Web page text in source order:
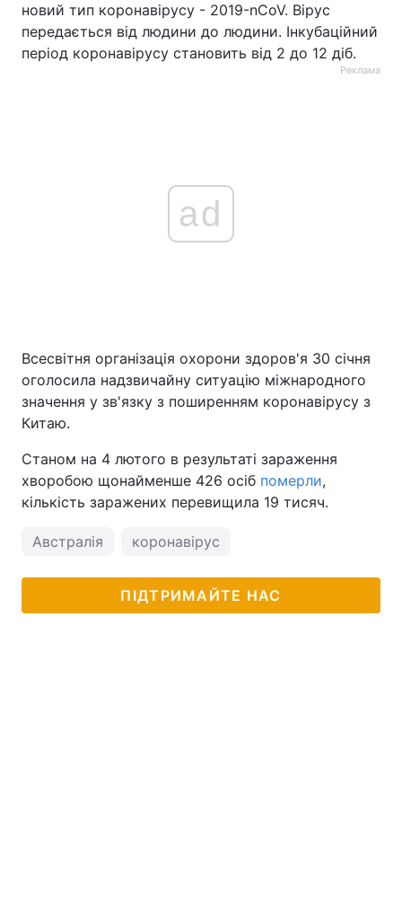
новий тип коронавірусу - 2019-nCoV. Вірус
передається від людини до людини. Інкубаційний
період коронавірусу становить від 2 до 12 діб.
Реклама
ad
Всесвітня організація охорони здоров'я 30 січня
оголосила надзвичайну ситуацію міжнародного
значення у зв'язку з поширенням коронавірусу з
Китаю.
Станом на 4 лютого в результаті зараження
хворобою щонайменше 426 осіб померли,
кількість заражених перевищила 19 тисяч.
Австралія коронавірус
ПІДТРИМАЙТЕ НАС